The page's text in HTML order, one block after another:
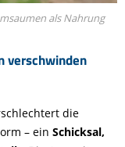
verschwinden
als Nahrung
die
– ein Schicksal,